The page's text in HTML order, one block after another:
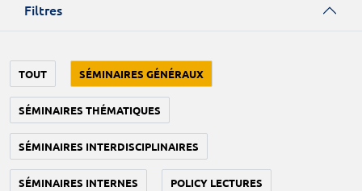
Filtres
TOUT SÉMINAIRES GÉNÉRAUX
SÉMINAIRES THÉMATIQUES
SÉMINAIRES INTERDISCIPLINAIRES
SÉMINAIRES INTERNES POLICY LECTURES